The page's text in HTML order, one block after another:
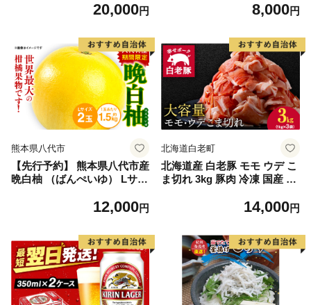
20,000円
まいも サツマイモ さつま芋
茨城県 行方市(EY-25)
8,000円
熊本県八代市
【先行予約】 熊本県八代市産
晩白柚 （ばんぺいゆ） Lサイ
もの フルーツ おやつ 特産 熊
12,000円
北海道白老町
北海道産 白老豚 モモ ウデ こ
ま切れ 3kg 豚肉 冷凍 国産 ス
14,000円